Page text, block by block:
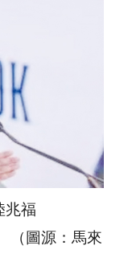
兆福
（圖源：馬來